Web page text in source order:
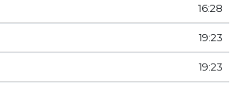
16:28
19:23
19:23